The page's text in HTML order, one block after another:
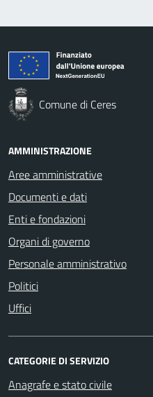
Comune di Ceres
AMMINISTRAZIONE
Aree amministrative
Documenti e dati
Enti e fondazioni
Organi di governo
Personale amministrativo
Politici
Uffici
CATEGORIE DI SERVIZIO
Anagrafe e stato civile